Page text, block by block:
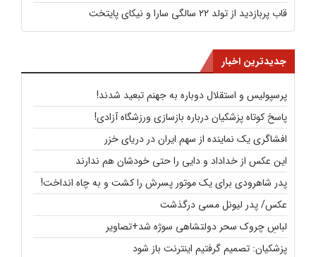
قاب پربازدید از تولد ۲۲ سالگی سارا و نیکای پایتخت
جدیدترین اخبار
پرسپولیس و استقلال دوباره به جهنم تبعید شدند!
پاسخ کوتاه پزشکیان درباره بازسازی ورزشگاه آزادی!
افشاگری یک نماینده از سهم ایران در دریای خزر
این عکس از خداداد و دایی را حتی خودشان هم ندارند
پدر شاهرودی برای یک موتور پسرش را کشت و به چاه انداخت!
عکس/ پدر لیونل مسی درگذشت
لباسِ چروک سحر دولتشاهی سوژه شد+تصاویر
پزشکیان: تصمیم گرفتیم اینترنت باز شود